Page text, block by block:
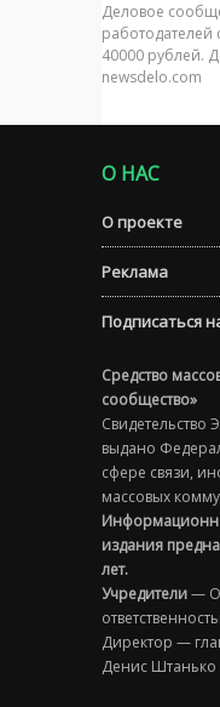
Деловое
40000 рублей.
newsdelo.com
О НАС
О проекте
Реклама
Подписаться
Средство
сообщество»
Свидетельство
выдано
сфере связи,
массовых
издания
лет.
Учредители—
Директор —
Денис Штанько